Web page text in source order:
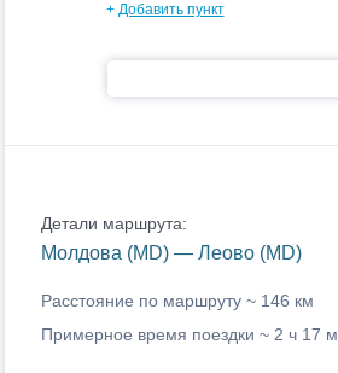
+ Добавить пункт
Детали маршрута:
Молдова (MD) — Леово (MD)
Расстояние по маршруту ~ 146 км
Примерное время поездки ~ 2 ч 17 м